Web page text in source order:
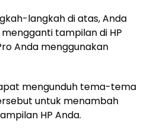
langkah di atas, Anda
tampilan di HP
Anda menggunakan
mengunduh tema-tema
untuk menambah
HP Anda.